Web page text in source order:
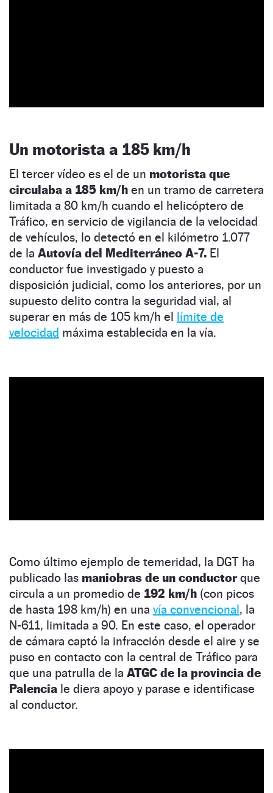
Un motorista a 185 km/h
El tercer vídeo es el de un motorista que
circulaba a 185 km/h en un tramo de carretera
limitada a 80 km/h cuando el helicóptero de
Tráfico, en servicio de vigilancia de la velocidad
de vehículos, lo detectó en el kilómetro 1.077
de la Autovía del Mediterráneo A-7. El
conductor fue investigado y puesto a
disposición judicial, como los anteriores, por un
supuesto delito contra la seguridad vial, al
superar en más de 105 km/h el límite de
velocidad máxima establecida en la vía.
Como último ejemplo de temeridad, la DGT ha
publicado las maniobras de un conductorque
circula a un promedio de 192 km/h (con picos
de hasta 198 km/h) en una vía convencional, la
N-611, limitada a 90. En este caso, el operador
de cámara captó la infracción desde el aire y se
puso en contacto con la central de Tráfico para
que una patrulla de la ATGC de la provincia de
Palencia le diera apoyo y parase e identificase
al conductor.